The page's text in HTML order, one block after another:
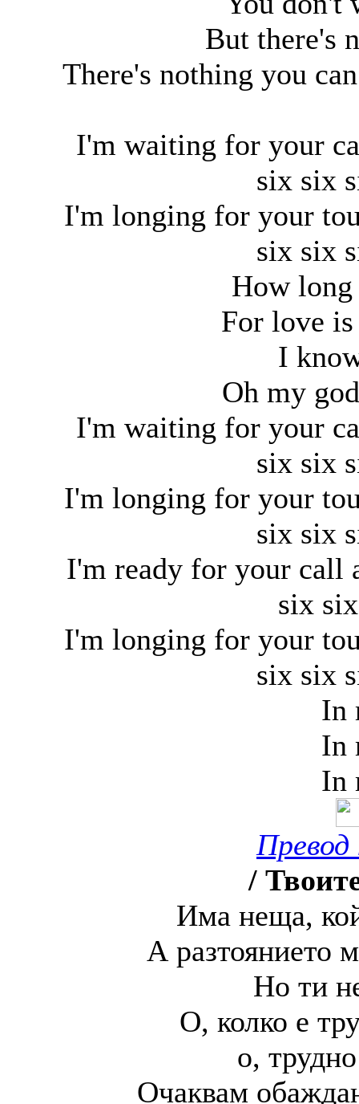
But there's
There's nothing you
I'm waiting for your
six six
I'm longing for your
six six
How
For love
I
Oh my
I'm waiting for your
six six
I'm longing for your
six six
I'm ready for your call
six
I'm longing for your
six six
In
In
In
Превод
/
Има неща,
А разтоянието
Но ти
О, колко е
о,
Очаквам